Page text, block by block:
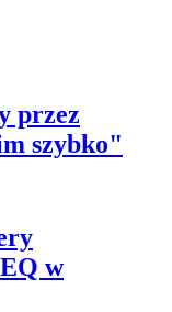
przez
szybko"
w